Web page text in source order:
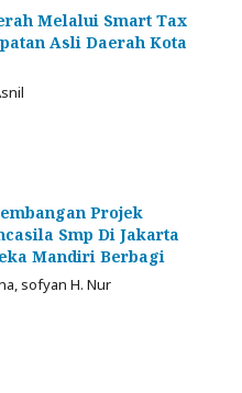
Melalui Smart Tax
Asli Daerah Kota
Projek
Smp Di Jakarta
Mandiri Berbagi
sofyan H. Nur